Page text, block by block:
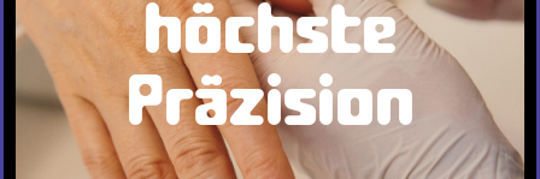
höchste
Präzision